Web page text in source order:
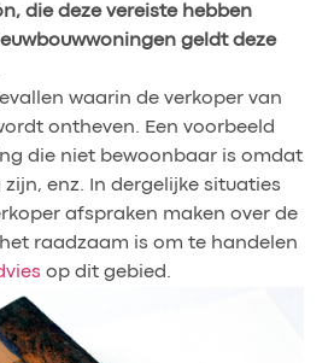
die deze vereiste hebben
geldt deze
waarin de verkoper van
ontheven. Een voorbeeld
die niet bewoonbaar is omdat
enz. In dergelijke situaties
afspraken maken over de
raadzaam is om te handelen
op dit gebied.